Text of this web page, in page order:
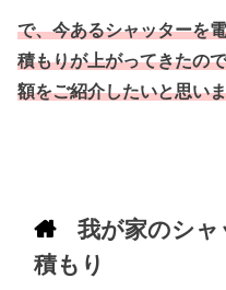
で、今あるシャッターを
積もりが上がってきたの
我が家のシ
積もり